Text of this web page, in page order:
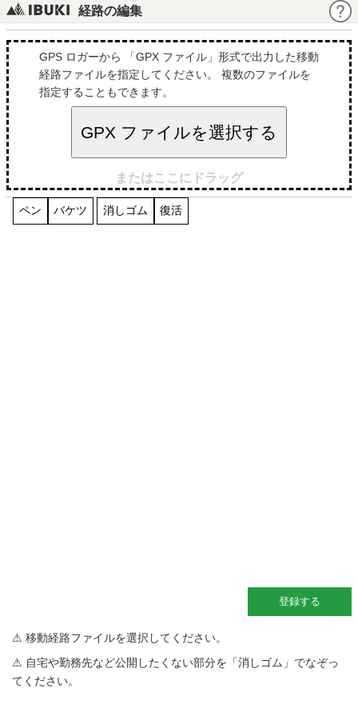
経路の編集
GPS ロガーから 「GPX ファイル」形式で出力した移動
経路ファイルを指定してください。 複数のファイルを
指定することもできます。
GPX ファイルを選択する
またはここにドラッグ
移動経路ファイルを選択してください。
自宅や勤務先など公開したくない部分を「消しゴム」でなぞっ
てください。
登録する
ペン バケツ 消しゴム 復活